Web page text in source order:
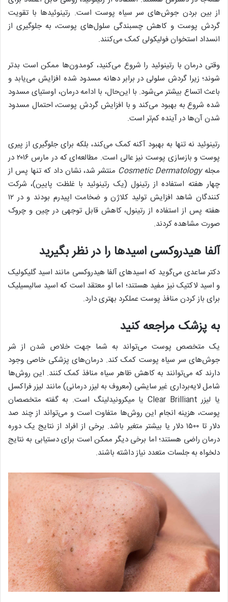
از بین بردن جوش‌های سر سیاه پوست است. رتینوئید‌ها با تقویت
گردش پوست و کاهش چسبندگی سلول‌های پوست، به جلوگیری از
انسداد استخوان فولیکولی کمک می‌کنند.
وقتی درمان با رتینوئید را شروع می‌کنید، کومدون‌ها ممکن است بدتر
شوند؛ زیرا گردش سلولی در برابر دهانه مسدود شده افزایش می‌یابد و
باعث اتساع بیشتر می‌شود. با این‌حال، با ادامه درمان، اوستیای مسدود
شده شروع به بهبود می‌کند و با افزایش گردش پوست، احتمال مسدود
شدن آن‌ها در آینده کم‌تر است.
رتینوئید نه تنها به بهبود آکنه کمک می‌کند، بلکه برای جلوگیری از پیری
پوست و بازسازی پوست نیز عالی است. مطالعه‌ای که در مارس ۲۰۱۶ در
مجلهCosmetic Dermatology منتشر شد، نشان داد که تنها پس از
چهار هفته استفاده از رتینول (یک رتینوئید با غلظت پایین)، شرکت
کنندگان شاهد افزایش تولید کلاژن و ضخامت اپیدرم بودند و در ۱۲
هفته پس از استفاده از رتینول، کاهش قابل توجهی در چین و چروک
صورت مشاهده کردند.
آلفا هیدروکسی اسید‌ها را در نظر بگیرید
دکتر ساعدی می‌گوید که اسید‌های آلفا هیدروکسی مانند اسید گلیکولیک
و اسید لاکتیک نیز مفید هستند؛ اما او معتقد است که اسید سالیسیلیک
برای باز کردن منافذ پوست عملکرد بهتری دارد.
به پزشک مراجعه کنید
یک متخصص پوست می‌تواند به شما جهت خلاص شدن از شر
جوش‌های سر سیاه پوست کمک کند. درمان‌های پزشکی خاصی وجود
دارند که می‌توانند به کاهش ظاهر سیاه منافذ کمک کنند. این‌ روش‌ها
شامل لایه‌برداری غیر سایشی (معروف به لیزر درمانی) مانند لیزر فراکسل
یا لیزر Clear Brilliant یا میکرونیدلینگ است. به گفته متخصصان
پوست، هزینه انجام این روش‌ها متفاوت است و می‌تواند از چند صد
دلار تا ۱۵۰۰ دلار یا بیشتر متغیر باشد. برخی از افراد از نتایج یک دوره
درمان راضی هستند؛ اما برخی دیگر ممکن است برای دستیابی به نتایج
دلخواه به جلسات متعدد نیاز داشته باشند.